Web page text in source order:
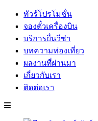
ทัวร์โปรโมชั่น
จองตั๋วเครื่องบิน
บริการยื่นวีซ่า
บทความท่องเที่ยว
ผลงานที่ผ่านมา
เกี่ยวกับเรา
ติดต่อเรา